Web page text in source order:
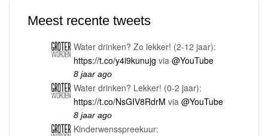
Meest recente tweets
Water drinken? Zo lekker! (2-12 jaar):
https://t.co/y4i9kunujg via @YouTube
8 jaar ago
Water drinken? Lekker! (0-2 jaar):
https://t.co/NsGIV8RdrM via @YouTube
8 jaar ago
Kinderwensspreekuur: